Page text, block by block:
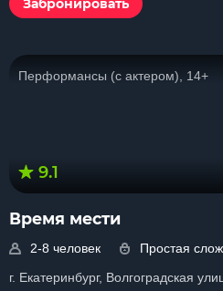
Забронировать
Перформансы (с актером), 14+
9.1
Время мести
2-8 человек
Простая
г. Екатеринбург, Волгоградская